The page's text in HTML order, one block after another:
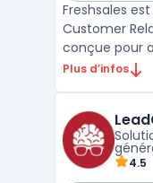
Freshsales
Customer
conçue pour
gérer leur
pipelines de
analytiques
Plus d’infos
4.5